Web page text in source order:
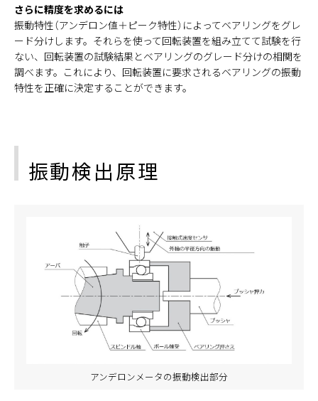
さらに精度を求めるには
振動特性（アンデロン値＋ピーク特性）によってベアリングをグレ
ード分けします。それらを使って回転装置を組み立てて試験を行
ない、回転装置の試験結果とベアリングのグレード分けの相関を
調べます。これにより、回転装置に要求されるベアリングの振動
特性を正確に決定することができます。
振動検出原理
アンデロンメータの振動検出部分